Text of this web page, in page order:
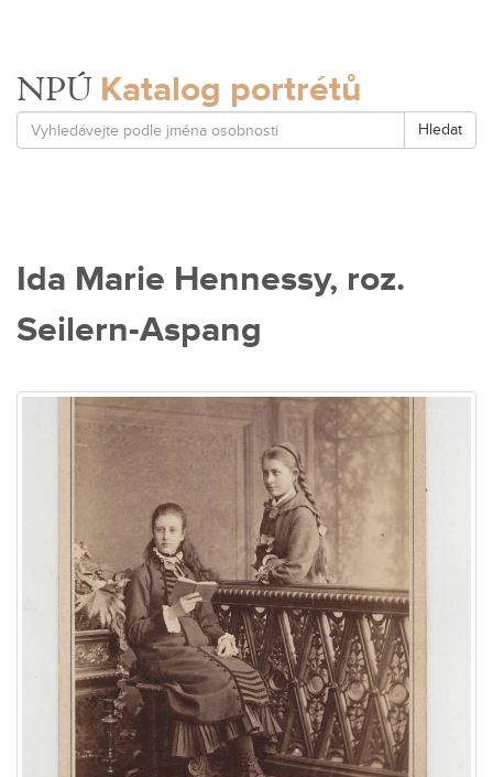
NPÚ Katalog portrétů
Hledat
Ida Marie Hennessy, roz.
Seilern-Aspang